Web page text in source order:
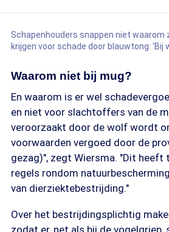
Schapenhouders snappen niet waarom
krijgen voor schade door blauwtong: 'Bij
Waarom niet bij mug?
En waarom is er wel
en niet voor slachtoffers van de
veroorzaakt door de wolf wordt
voorwaarden vergoed door de
gezag)", zegt Wiersma. "Dit heeft
regels rondom
van dierziektebestrijding."
Over het bestrijdingsplichtig
zodat er, net als bij de vogelgriep,